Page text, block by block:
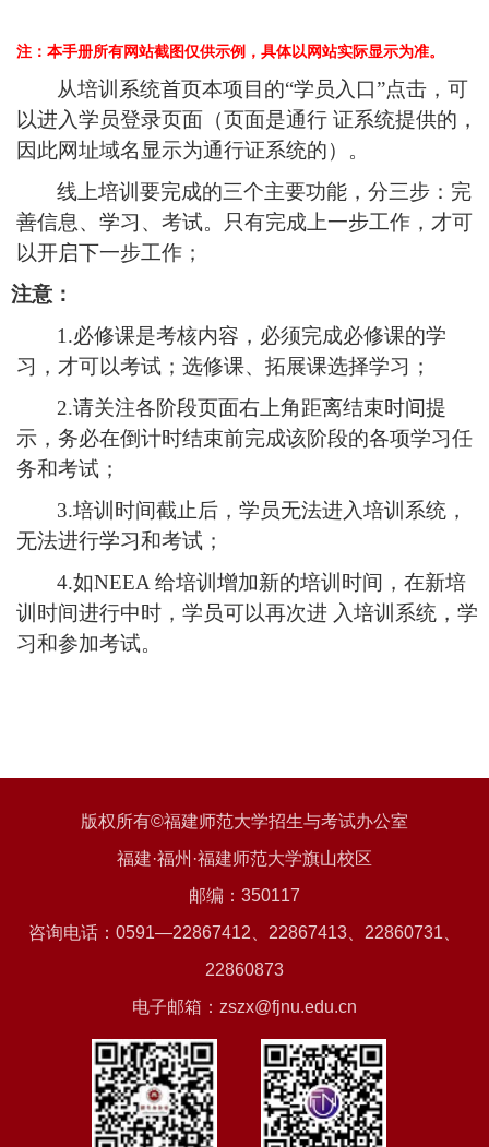
注：本手册所有网站截图仅供示例，具体以网站实际显示为准。
从培训系统首页本项目的“学员入口”点击，可
以进入学员登录页面（页面是通行 证系统提供的，
因此网址域名显示为通行证系统的）。
线上培训要完成的三个主要功能，分三步：完
善信息、学习、考试。只有完成上一步工作，才可
以开启下一步工作；
注意：
1.必修课是考核内容，必须完成必修课的学
习，才可以考试 ； 选修课、拓展课选择学习；
2.请关注各阶段页面右上角距离结束时间提
示，务必在倒计时结束前完成该阶段的各项学习任
务和考试；
3.培训时间截止后，学员无法进入培训系统，
无法进行学习和考试；
4.如NEEA 给培训增加新的培训时间，在新培
训时间进行中时，学员可以再次进 入培训系统，学
习和参加考试。
版权所有©福建师范大学招生与考试办公室
福建·福州·福建师范大学旗山校区
邮编：350117
咨询电话：0591—22867412、22867413、22860731、
22860873
电子邮箱：zszx@fjnu.edu.cn